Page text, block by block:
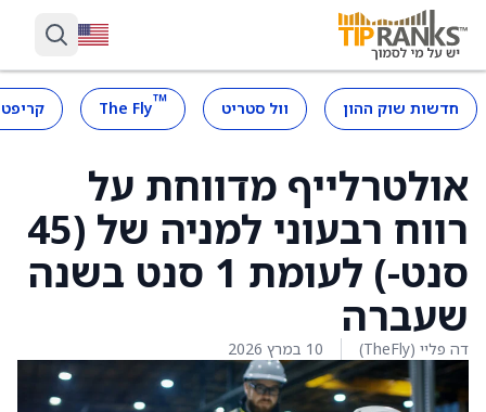
חדשות שוק ההון וול סטריט ™
The Fly
אולטרלייף מדווחת על
רווח רבעוני למניה של (45
סנט-) לעומת 1 סנט בשנה
שעברה
דה פליי (TheFly) 10 במרץ 2026